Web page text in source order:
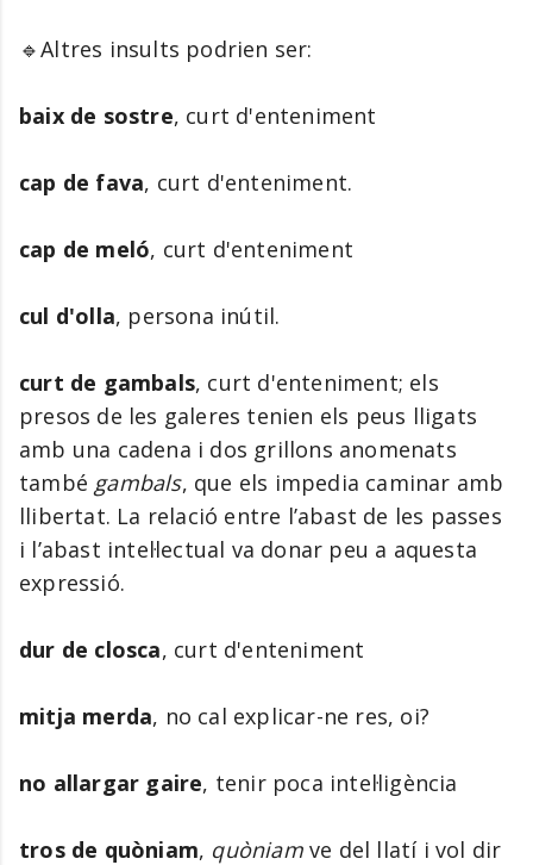
🔹Altres insults podrien ser:
baix de sostre, curt d'enteniment
cap de fava, curt d'enteniment.
cap de meló, curt d'enteniment
cul d'olla, persona inútil.
curt de gambals, curt d'enteniment; els
presos de les galeres tenien els peus lligats
amb una cadena i dos grillons anomenats
també gambals, que els impedia caminar amb
llibertat. La relació entre l’abast de les passes
i l’abast intel·lectual va donar peu a aquesta
expressió.
dur de closca, curt d'enteniment
mitja merda, no cal explicar-ne res, oi?
no allargar gaire, tenir poca intel·ligència
tros de quòniam, quòniamve del llatí i vol dir